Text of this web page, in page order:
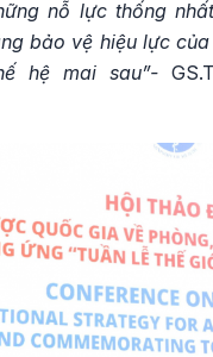
nỗ lực thống
bảo vệ hiệu lực
hệ mai sau”-